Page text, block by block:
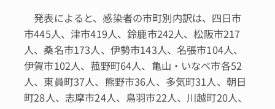
発表によると、感染者の市町別内訳は、四日市
市445人、津市419人、鈴鹿市242人、松阪市217
人、桑名市173人、伊勢市143人、名張市104人、
伊賀市102人、菰野町64人、亀山・いなべ市各52
人、東員町37人、熊野市36人、多気町31人、朝日
町28人、志摩市24人、鳥羽市22人、川越町20人、